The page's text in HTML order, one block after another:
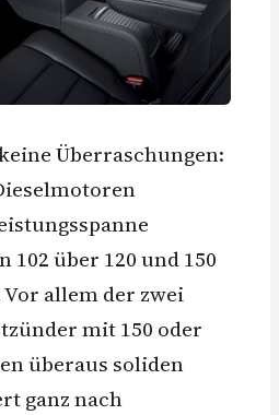
Überraschungen:
über 120 und 150
Vor allem der zwei
mit 150 oder
überaus soliden
ganz nach